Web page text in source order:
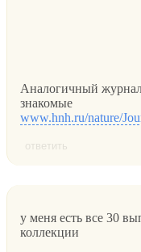
Аналогичный
знакомые
www.hnh.ru/nature/
ответить
у меня есть все 30
коллекции